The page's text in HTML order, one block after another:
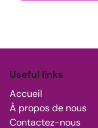
Useful links
Accueil
À propos de nous
Contactez-nous